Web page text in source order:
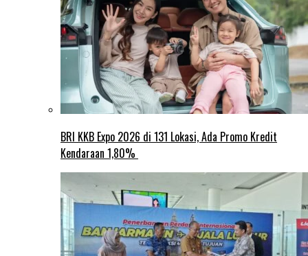
BRI KKB Expo 2026 di 131 Lokasi, Ada Promo Kredit
Kendaraan 1,80%